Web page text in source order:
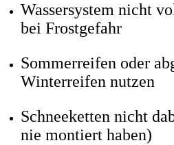
Wassersystem nicht
bei Frostgefahr
Sommerreifen oder
Winterreifen nutzen
Schneeketten nicht
nie montiert haben)